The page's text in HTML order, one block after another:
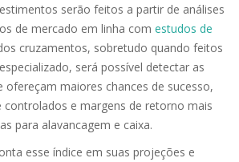
serão feitos a partir de análises
de mercado em linha com estudos de
cruzamentos, sobretudo quando feitos
será possível detectar as
ofereçam maiores chances de sucesso,
controlados e margens de retorno mais
para alavancagem e caixa.
esse índice em suas projeções e